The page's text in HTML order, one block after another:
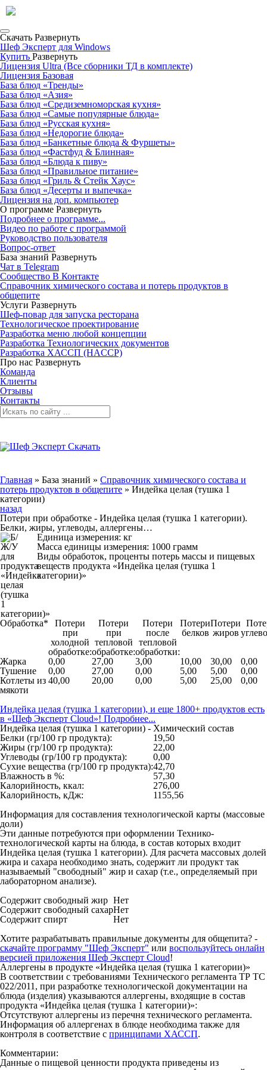
Скачать Развернуть
Шеф Эксперт для Windows
Купить Развернуть
Лицензия Ultra (Все сборники ТД в комплекте)
Лицензия Базовая
База блюд «Тренды»
База блюд «Азия»
База блюд «Средиземноморская кухня»
База блюд «Самые популярные блюда»
База блюд «Русская кухня»
База блюд «Недорогие блюда»
База блюд «Банкетные блюда & Фуршеты»
База блюд «Фастфуд & Блинная»
База блюд «Блюда к пиву»
База блюд «Правильное питание»
База блюд «Гриль & Стейк Хаус»
База блюд «Десерты и выпечка»
Лицензия на доп. компьютер
О программе Развернуть
Подробнее о программе...
Видео по работе с программой
Руководство пользователя
Вопрос-ответ
База знаний Развернуть
Чат в Telegram
Сообщество В Контакте
Справочник химического состава и потерь продуктов в
общепите
Услуги Развернуть
Шеф-повар для запуска ресторана
Технологическое проектирование
Разработка меню любой концепции
Разработка Технологических документов
Разработка ХАССП (HACCP)
Про нас Развернуть
Команда
Клиенты
Отзывы
Контакты
Главная » База знаний » Справочник химического состава и
потерь продуктов в общепите » Индейка целая (тушка 1
категории)
назад
Потери при обработке - Индейка целая (тушка 1 категории).
Белки, жиры, углеводы, аллергены…
Единица измерения: кг
Масса единицы измерения: 1000 грамм
Виды обработок, проценты потерь массы и пищевых
веществ продукта «Индейка целая (тушка 1
категории)»
Обработка*
Потери
при
холодной
обработке:
Потери
при
тепловой
обработке:
Потери
после
тепловой
обработки:
Потери
белков
Потери
жиров
Жарка 0,00 27,00 3,00 10,00 30,00
0,00
Тушение
0,00 27,00 0,00 5,00 5,00
0,00
Котлеты из
мякоти
40,00 20,00 0,00 5,00 25,00 0,00
Индейка целая (тушка 1 категории), и еще 1800+ продуктов есть
в «Шеф Эксперт Cloud»! Подробнее...
Индейка целая (тушка 1 категории) - Химический состав
Белки (гр/100 гр продукта):
19,50
Жиры (гр/100 гр продукта):
22,00
Углеводы (гр/100 гр продукта):
0,00
Сухие вещества (гр/100 гр продукта):42,70
Влажность в %:
57,30
Калорийность, ккал:
276,00
Калорийность, кДж:
1155,56
Информация для составления технологической карты (массовые
доли)
Эти данные потребуются при оформлении Технико-
технологической карты на блюда, в состав которых входит
Индейка целая (тушка 1 категории). Для расчета массовых долей
жира и сахара необходимо знать, содержит ли продукт так
называемый "свободный" жир и сахар (т.е., определяемый при
лабораторном анализе).
Содержит свободный жир Нет
Содержит свободный сахарНет
Содержит спирт
Нет
Хотите разрабатывать правильные документы для общепита? -
скачайте программу "Шеф Эксперт" или воспользуйтесь онлайн
версией приложения Шеф Эксперт Cloud!
Аллергены в продукте «Индейка целая (тушка 1 категории)»
В соответствии с требованиями Технического регламента ТР ТС
022/2011, при разработке технологической документации на
блюда (изделия) указываются аллергены, входящие в состав
продукта «Индейка целая (тушка 1 категории)»:
Отсутствуют аллергены из перечня технического регламента.
Информация об аллергенах в блюде необходима также для
контроля в соответствие с принципами ХАССП.
Комментарии:
Данные о пищевой ценности продукта приведены из